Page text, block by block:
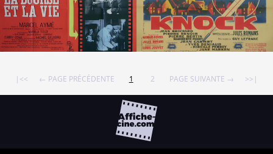
|<< ← PAGE PRÉCÉDENTE 1 2 PAGE SUIVANTE → >>|